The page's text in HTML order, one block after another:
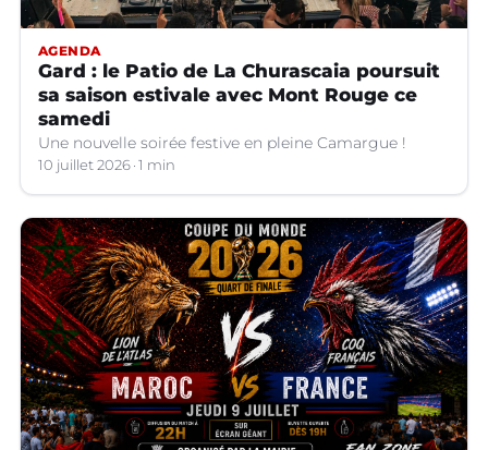
AGENDA
Gard : le Patio de La Churascaia poursuit
sa saison estivale avec Mont Rouge ce
samedi
Une nouvelle soirée festive en pleine Camargue !
10 juillet 2026 1 min